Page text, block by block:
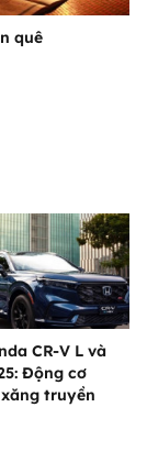
quê
CR-V L và
Động cơ
truyền